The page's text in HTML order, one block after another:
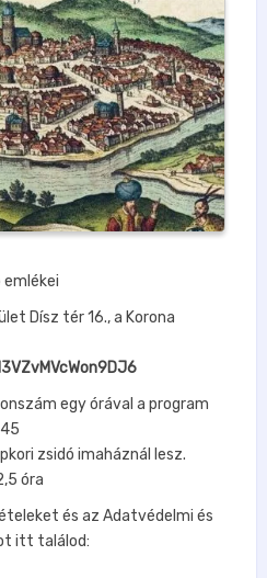
emlékei
Dísz tér 16., a Korona
egy órával a program
zsidó imaháznál lesz.
óra
és az Adatvédelmi és
itt találod: